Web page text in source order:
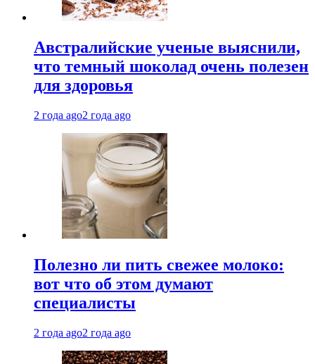
Австралийские ученые выяснили,
что темный шоколад очень полезен
для здоровья
2 года ago2 года ago
Полезно ли пить свежее молоко:
вот что об этом думают
специалисты
2 года ago2 года ago